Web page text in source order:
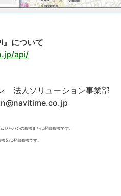
について
api/
法人ソリューション事業部
ジャパンの商標または登録商標です。
又は登録商標です。